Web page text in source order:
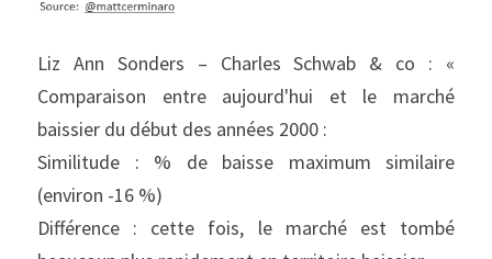
Liz Ann Sonders – Charles Schwab & co : «
Comparaison entre aujourd'hui et le marché
baissier du début des années 2000 :
Similitude : % de baisse maximum similaire
(environ -16 %)
Différence : cette fois, le marché est tombé